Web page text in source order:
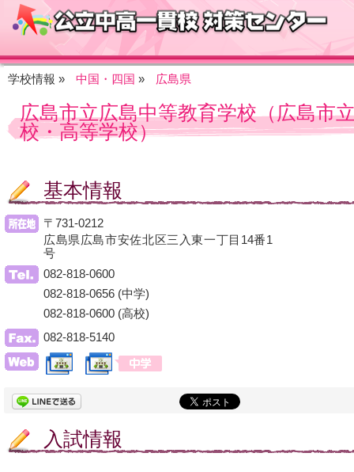
学校情報 » 中国・四国 » 広島県
広島市立広島中等教育学校（広島市
校・高等学校）
基本情報
〒731-0212
広島県広島市安佐北区三入東一丁目14番1
号
082-818-0600
082-818-0656 (中学)
082-818-0600 (高校)
082-818-5140
入試情報